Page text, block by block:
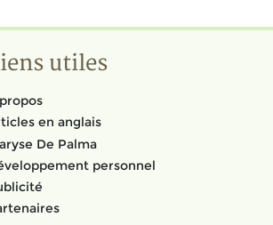
utiles
en anglais
De Palma
personnel